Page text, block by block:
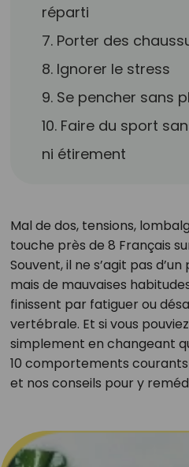
réparti
7. Porter des
8. Ignorer le stress
9. Se pencher sans
10. Faire du sport
ni étirement
Mal de dos, tensions,
touche près de 8 Français
Souvent, il ne s’agit pas
mais de mauvaises
finissent par fatiguer ou
vertébrale. Et si vous
simplement en changeant
10 comportements
et nos conseils pour y